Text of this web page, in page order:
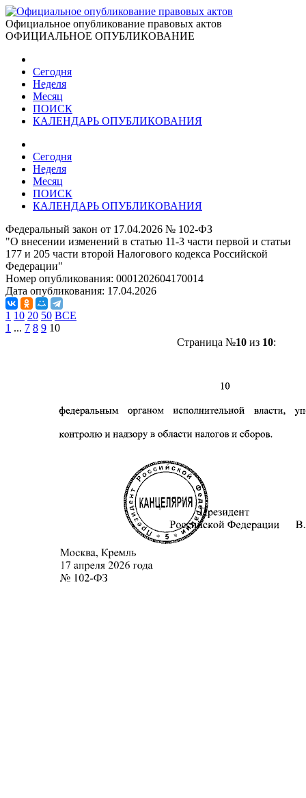
Официальное опубликование правовых актов
ОФИЦИАЛЬНОЕ ОПУБЛИКОВАНИЕ
Сегодня
Неделя
Месяц
ПОИСК
КАЛЕНДАРЬ ОПУБЛИКОВАНИЯ
Сегодня
Неделя
Месяц
ПОИСК
КАЛЕНДАРЬ ОПУБЛИКОВАНИЯ
Федеральный закон от 17.04.2026 № 102-ФЗ
"О внесении изменений в статью 11-3 части первой и статьи
177 и 205 части второй Налогового кодекса Российской
Федерации"
Номер опубликования: 0001202604170014
Дата опубликования: 17.04.2026
1 10 20 50 ВСЕ
1 ... 7 8 9 10
Страница №10из 10: